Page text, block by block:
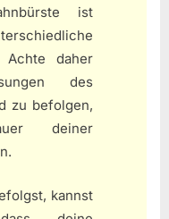
ist
Achte daher
des
zu befolgen,
deiner
kannst